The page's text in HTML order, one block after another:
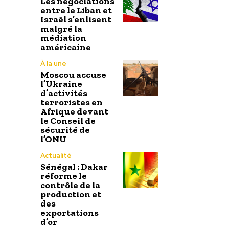
entre le Liban et
Israël s’enlisent
malgré la
médiation
américaine
À la une
Moscou accuse
l’Ukraine
d’activités
terroristes en
Afrique devant
le Conseil de
sécurité de
l’ONU
Actualité
Sénégal : Dakar
réforme le
contrôle de la
production et
des
exportations
d’or